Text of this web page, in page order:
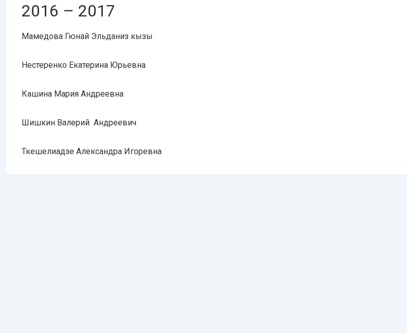
2016 – 2017
Мамедова Гюнай Эльданиз кызы
Нестеренко Екатерина Юрьевна
Кашина Мария Андреевна
Шишкин Валерий Андреевич
Ткешелиадзе Александра Игоревна